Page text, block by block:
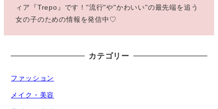
ィア『Trepo』です！"流行"や"かわいい"の最先端を追う
女の子のための情報を発信中♡
カテゴリー
ファッション
メイク・美容